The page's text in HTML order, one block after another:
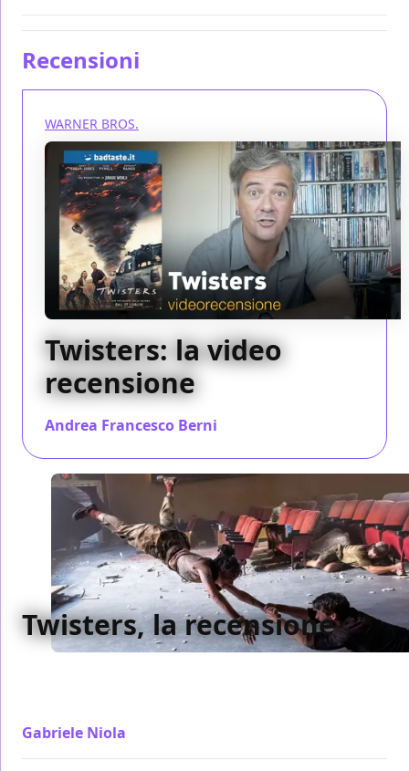
Recensioni
WARNER BROS.
Twisters: la video
recensione
Andrea Francesco Berni
Twisters, la recensione
Gabriele Niola